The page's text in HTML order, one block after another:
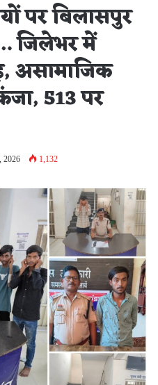
पर बिलासपुर
जिलेभर में
असामाजिक
513 पर
2026 1,132